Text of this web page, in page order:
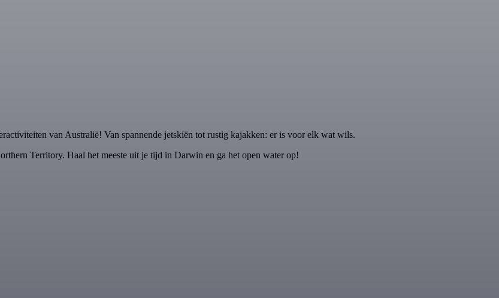
van Australië! Van spannende jetskiën tot rustig kajakken: er is voor elk wat wils.
Territory. Haal het meeste uit je tijd in Darwin en ga het open water op!